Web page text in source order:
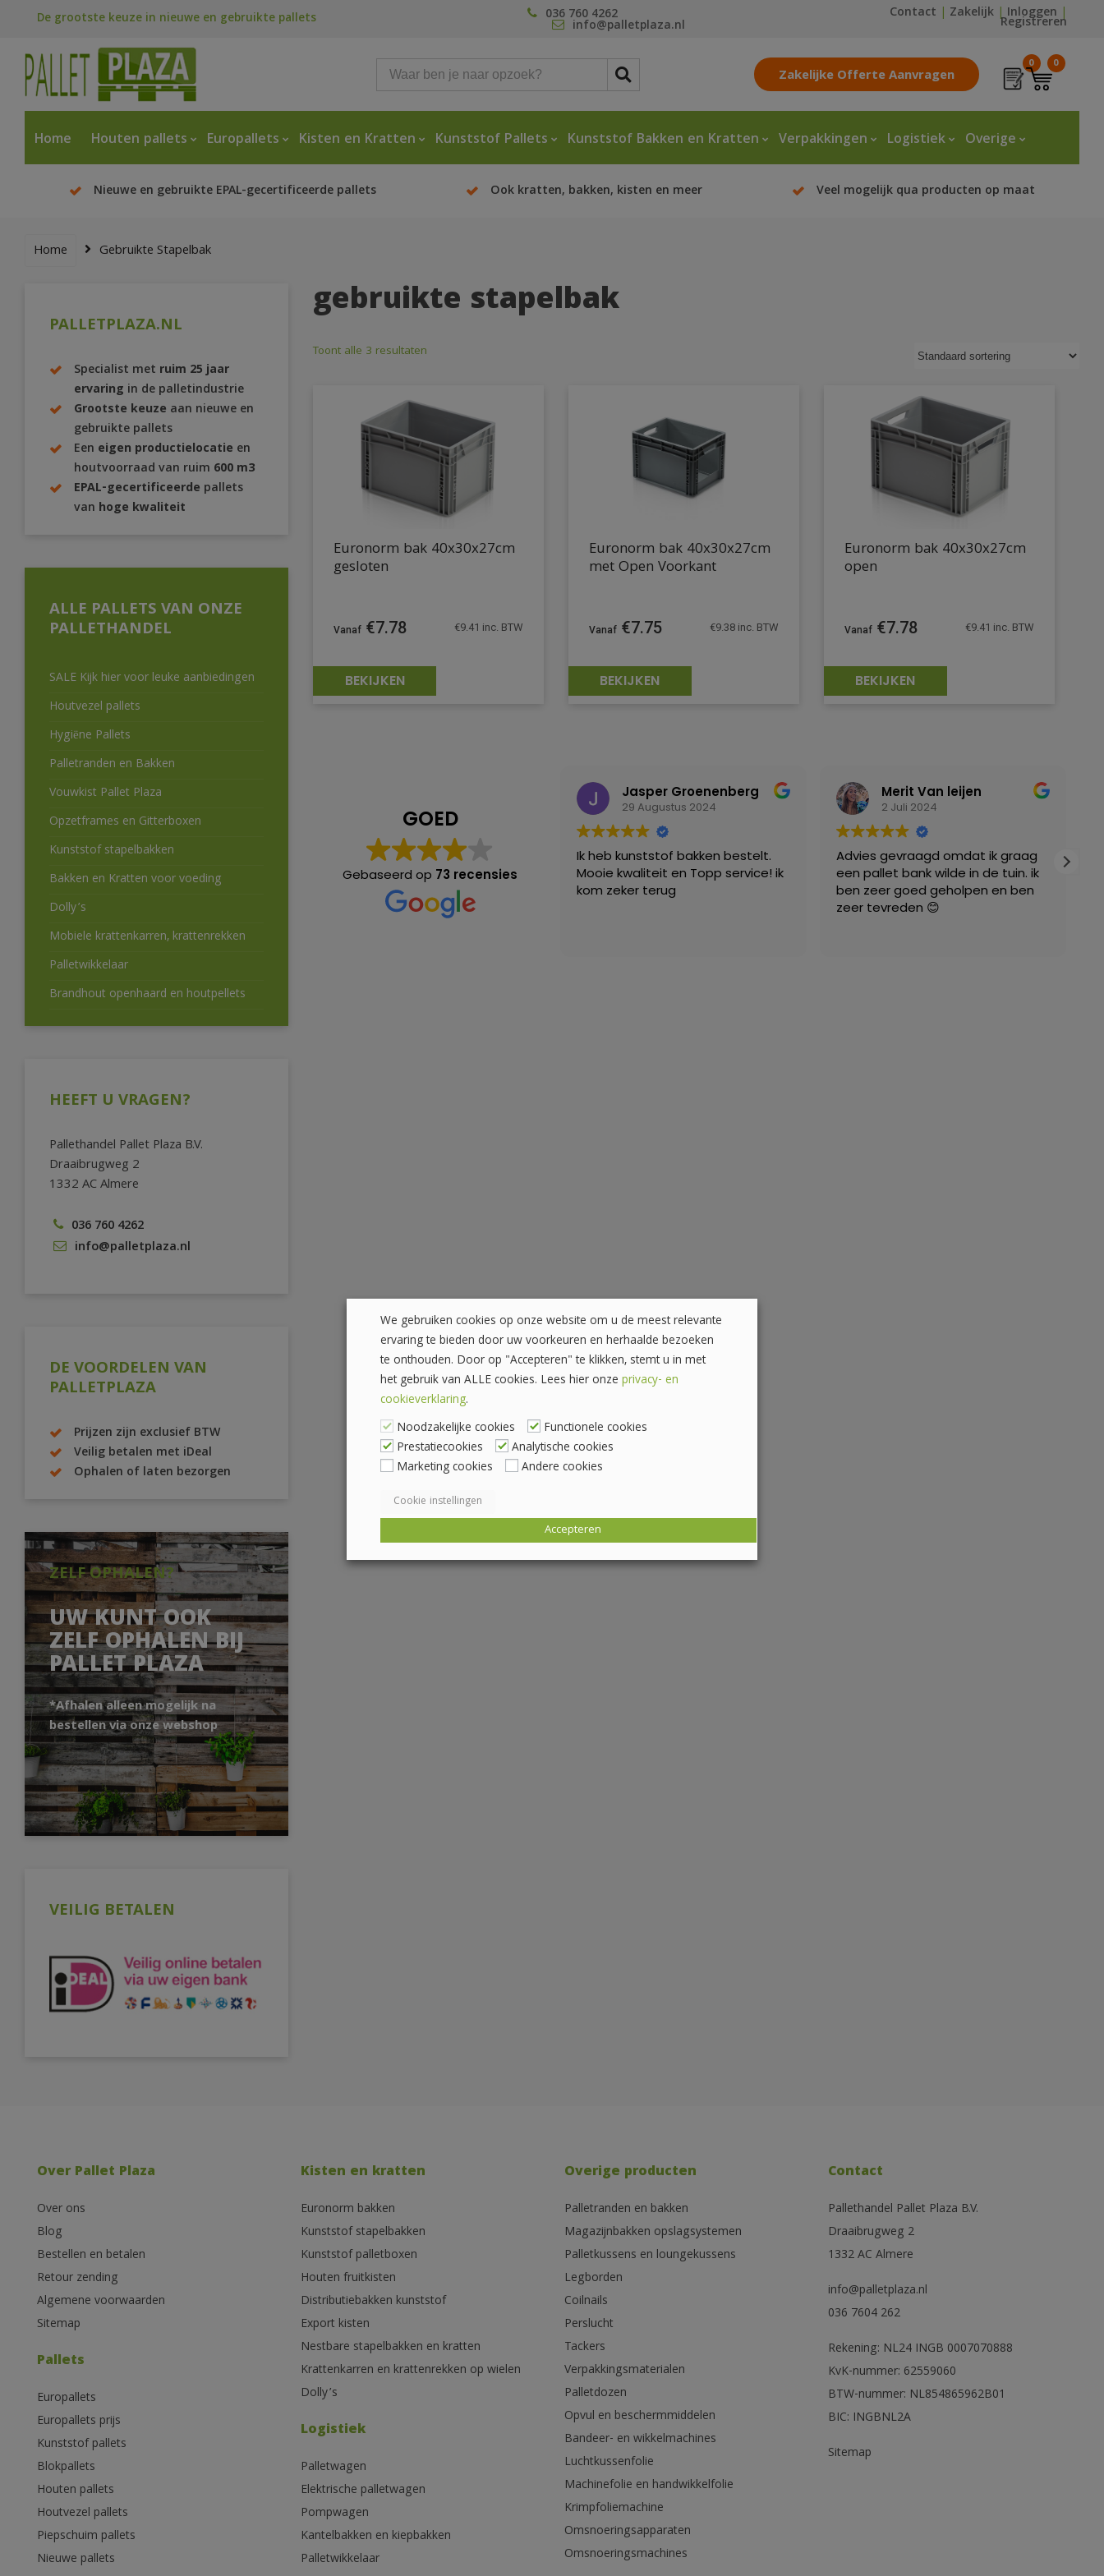
De grootste keuze in nieuwe en gebruikte pallets 036 760 4262
info@palletplaza.nl
Contact | Zakelijk |Inloggen |
Registreren
Zakelijke Offerte Aanvragen
0 0
Home Houten pallets Europallets Kisten en Kratten Kunststof Pallets Kunststof Bakken en Kratten Verpakkingen Logistiek Overige
Nieuwe en gebruikte EPAL-gecertificeerde pallets Ook kratten, bakken, kisten en meer Veel mogelijk qua producten op maat
Home Gebruikte Stapelbak
PALLETPLAZA.NL
Specialist met ruim 25 jaar
ervaring in de palletindustrie
Grootste keuze aan nieuwe en
gebruikte pallets
Een eigen productielocatie en
houtvoorraad van ruim 600 m3
EPAL-gecertificeerde pallets
van hoge kwaliteit
ALLE PALLETS VAN ONZE
PALLETHANDEL
SALE Kijk hier voor leuke aanbiedingen
Houtvezel pallets
Hygiëne Pallets
Palletranden en Bakken
Vouwkist Pallet Plaza
Opzetframes en Gitterboxen
Kunststof stapelbakken
Bakken en Kratten voor voeding
Dolly’s
Mobiele krattenkarren, krattenrekken
Palletwikkelaar
Brandhout openhaard en houtpellets
HEEFT U VRAGEN?
Pallethandel Pallet Plaza B.V.
Draaibrugweg 2
1332 AC Almere
036 760 4262
info@palletplaza.nl
DE VOORDELEN VAN
PALLETPLAZA
Prijzen zijn exclusief BTW
Veilig betalen met iDeal
Ophalen of laten bezorgen
ZELF OPHALEN?
UW KUNT OOK
ZELF OPHALEN BIJ
PALLET PLAZA
*Afhalen alleen mogelijk na
bestellen via onze webshop
VEILIG BETALEN
gebruikte stapelbak
Toont alle 3 resultaten
Euronorm bak 40x30x27cm
gesloten
€7.78 €9.41 inc. BTW
BEKIJKEN
Euronorm bak 40x30x27cm
met Open Voorkant
€7.75 €9.38inc. BTW
BEKIJKEN
Euronorm bak 40x30x27cm
open
€7.78 €9.41 inc. BTW
BEKIJKEN
GOED
Gebaseerd op 73 recensies
Jasper Groenenberg
29 Augustus 2024
Ik heb kunststof bakken bestelt.
Mooie kwaliteit en Topp service! ik
kom zeker terug
Merit Van leijen
2 Juli 2024
Advies gevraagd omdat ik graag
een pallet bank wilde in de tuin. ik
ben zeer goed geholpen en ben
zeer tevreden 😊
Over Pallet Plaza
Over ons
Blog
Bestellen en betalen
Retour zending
Algemene voorwaarden
Sitemap
Pallets
Europallets
Europallets prijs
Kunststof pallets
Blokpallets
Houten pallets
Houtvezel pallets
Piepschuim pallets
Nieuwe pallets
Kisten en kratten
Euronorm bakken
Kunststof stapelbakken
Kunststof palletboxen
Houten fruitkisten
Distributiebakken kunststof
Export kisten
Nestbare stapelbakken en kratten
Krattenkarren en krattenrekken op wielen
Dolly’s
Logistiek
Palletwagen
Elektrische palletwagen
Pompwagen
Kantelbakken en kiepbakken
Palletwikkelaar
Overige producten
Palletranden en bakken
Magazijnbakken opslagsystemen
Palletkussens en loungekussens
Legborden
Coilnails
Perslucht
Tackers
Verpakkingsmaterialen
Palletdozen
Opvul en beschermmiddelen
Bandeer- en wikkelmachines
Luchtkussenfolie
Machinefolie en handwikkelfolie
Krimpfoliemachine
Omsnoeringsapparaten
Omsnoeringsmachines
Contact
Pallethandel Pallet Plaza B.V.
Draaibrugweg 2
1332 AC Almere
info@palletplaza.nl
036 7604 262
Rekening: NL24 INGB 0007070888
KvK-nummer: 62559060
BTW-nummer: NL854865962B01
BIC: INGBNL2A
Sitemap
We gebruiken cookies op onze website om u de meest relevante
ervaring te bieden door uw voorkeuren en herhaalde bezoeken
te onthouden. Door op "Accepteren" te klikken, stemt u in met
het gebruik van ALLE cookies. Lees hier onze privacy- en
cookieverklaring.
Noodzakelijke cookies
Functionele cookies
Prestatiecookies
Analytische cookies
Marketing cookies
Andere cookies
Cookie instellingen
Accepteren